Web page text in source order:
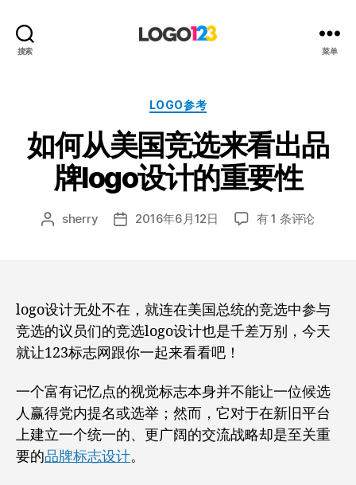
搜索
设
计
博
客
菜单
分
LOGO参考
如何从美国竞选来看出品
牌logo设计的重要性
文 sherry
发 2016年6月12日
如
竞
选
来
品
牌
logo
设
有 1 条评论
logo设计无处不在，就连在美国总统的竞选中参与
竞选的议员们的竞选logo设计也是千差万别，今天
就让123标志网跟你一起来看看吧！
一个富有记忆点的视觉标志本身并不能让一位候选
人赢得党内提名或选举；然而，它对于在新旧平台
上建立一个统一的、更广阔的交流战略却是至关重
要的品牌标志设计。